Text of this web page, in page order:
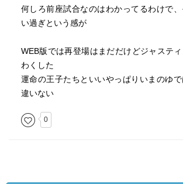
何しろ前座試合なのはわかってるわけで
い過ぎという感が
WEB版では再登場はまだだけどジャスティ
わくした
運命の王子たちといいやっぱりいまのゆ
違いない
0